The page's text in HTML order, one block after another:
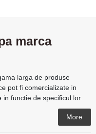
marca
larga de produse
pot fi comercializate in
functie de specificul lor.
More